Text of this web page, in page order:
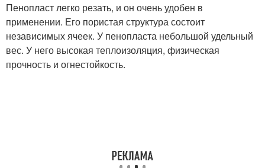
Пенопласт легко резать, и он очень удобен в
применении. Его пористая структура состоит
независимых ячеек. У пенопласта небольшой удельный
вес. У него высокая теплоизоляция, физическая
прочность и огнестойкость.